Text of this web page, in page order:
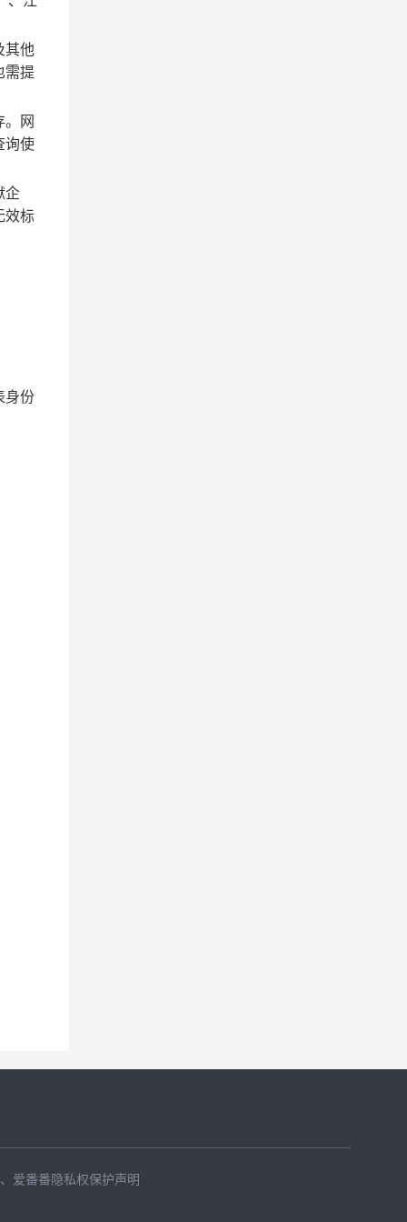
其他
需提
网
询使
企
效标
身份
、 爱番番隐私权保护声明